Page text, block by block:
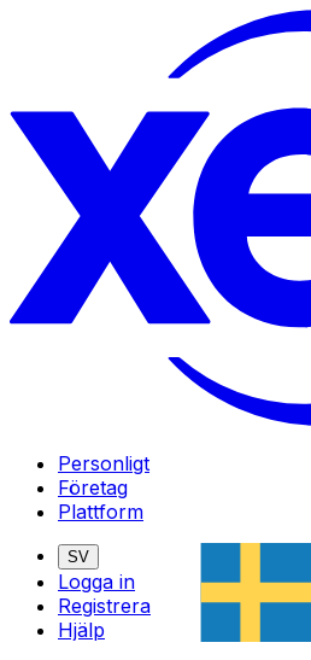
Personligt
Företag
Plattform
SV
Logga in
Registrera
Hjälp